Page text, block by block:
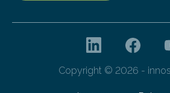
Copyright © 2026 -